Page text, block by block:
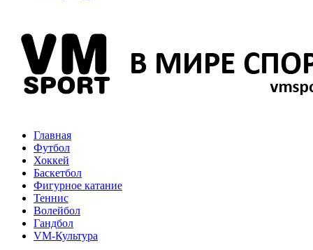
Главная
Футбол
Хоккей
Баскетбол
Фигурное катание
Теннис
Волейбол
Гандбол
VM-Культура